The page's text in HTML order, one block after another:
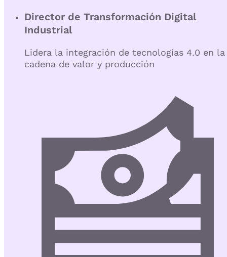
Director de Transformación Digital
Industrial
Lidera la integración de tecnologías 4.0 en la
cadena de valor y producción